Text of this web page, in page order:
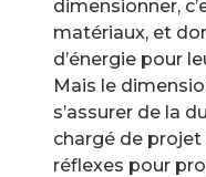
dimensionner,
matériaux, et
d’énergie pour
Mais le
s’assurer de la
chargé de
réflexes pour